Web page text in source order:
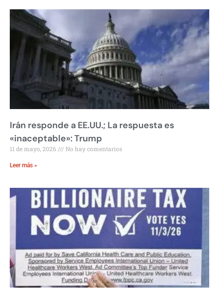
Irán responde a EE.UU.; La respuesta es
«inaceptable»: Trump
11 de mayo, 2026 No hay comentarios
Leer más »